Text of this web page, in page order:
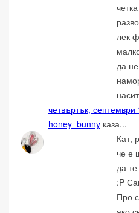
лек
да
четвъртък, септември
honey_bunny каза...
Кат,
че е
да
:P
Про